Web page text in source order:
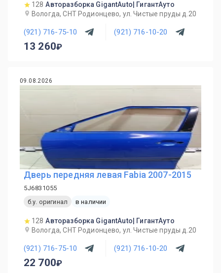
128 Авторазборка GigantAuto| ГигантАуто
Вологда, СНТ Родионцево, ул. Чистые пруды д.20
(921) 716-75-10 (921) 716-10-20
13 260
09.08.2026
Дверь передняя левая Fabia 2007-2015
5J6831055
б.у. оригинал
в наличии
128 Авторазборка GigantAuto| ГигантАуто
Вологда, СНТ Родионцево, ул. Чистые пруды д.20
(921) 716-75-10 (921) 716-10-20
22 700